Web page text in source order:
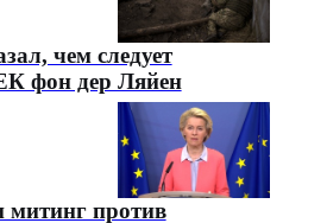
чем следует
фон дер Ляйен
митинг против